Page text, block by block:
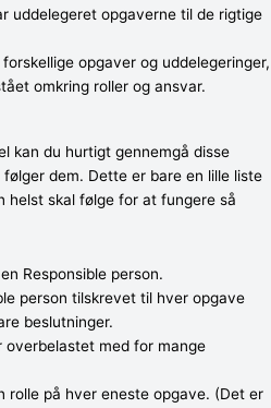
uddelegeret opgaverne til de rigtige
opgaver og uddelegeringer,
omkring roller og ansvar.
kan du hurtigt gennemgå disse
dem. Dette er bare en lille liste
helst skal følge for at fungere så
Responsible person.
person tilskrevet til hver opgave
beslutninger.
overbelastet med for mange
rolle på hver eneste opgave. (Det er